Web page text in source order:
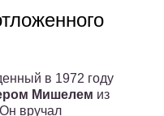
в 1972 году
Мишелем из
вручал